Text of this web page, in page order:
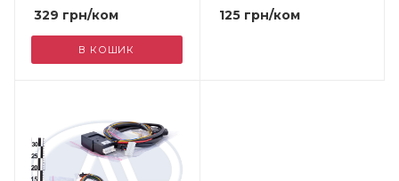
329 грн/ком
В КОШИК
125грн/ком